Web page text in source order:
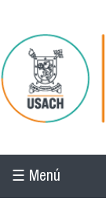
Pasar al
☰ Menú